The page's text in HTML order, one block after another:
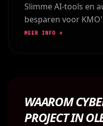
Slimme AI-tools en
besparen voor
MEER INFO →
WAAROM
PROJECT IN